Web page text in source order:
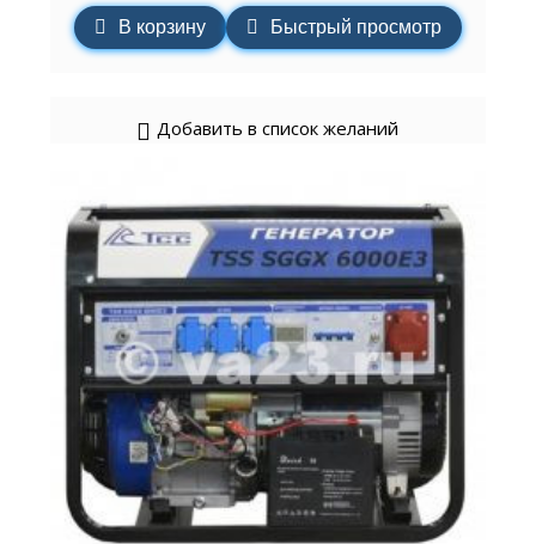
В корзину Быстрый просмотр
Добавить в список желаний